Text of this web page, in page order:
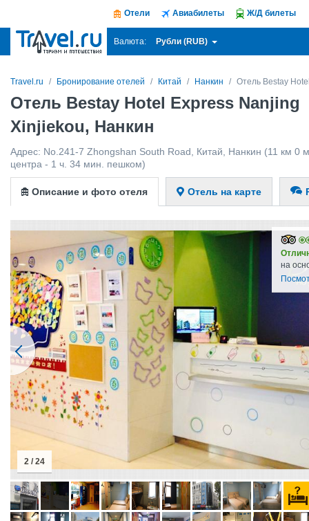
Отели Авиабилеты Ж/Д билеты
Валюта: Рубли (RUB)
Travel.ru Бронирование отелей Китай Нанкин Отель Bestay
Отель Bestay Hotel Express Nanjing
Xinjiekou, Нанкин
Адрес: No.241-7 Zhongshan South Road Китай Нанкин (11 км 0
центра - 1 ч. 34 мин. пешком)
Описание и фото отеля Отель на карте
на
2 / 24